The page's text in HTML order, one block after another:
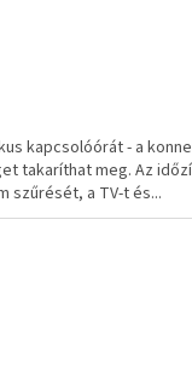
kapcsolóórát - a
takaríthat meg. Az
szűrését, a TV-t és...